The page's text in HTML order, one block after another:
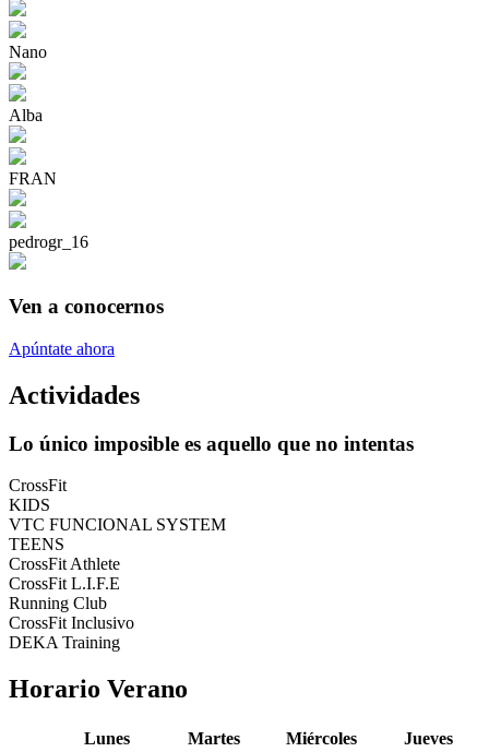
Nano
Alba
FRAN
pedrogr_16
Ven a conocernos
Apúntate ahora
Actividades
Lo único imposible es aquello que no intentas
CrossFit
KIDS
VTC FUNCIONAL SYSTEM
TEENS
CrossFit Athlete
CrossFit L.I.F.E
Running Club
CrossFit Inclusivo
DEKA Training
Horario Verano
Lunes Martes Miércoles Jueves